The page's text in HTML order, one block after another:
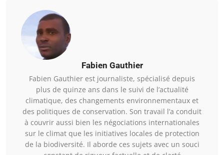
Fabien Gauthier
Fabien Gauthier est journaliste, spécialisé depuis
plus de quinze ans dans le suivi de l’actualité
climatique, des changements environnementaux et
des politiques de conservation. Son travail l’a conduit
à couvrir aussi bien les négociations internationales
sur le climat que les initiatives locales de protection
de la biodiversité. Il aborde ces sujets avec un souci